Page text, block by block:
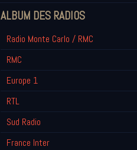
ALBUM DES RADIOS
Radio Monte Carlo / RMC
RMC
Europe 1
RTL
Sud Radio
France Inter